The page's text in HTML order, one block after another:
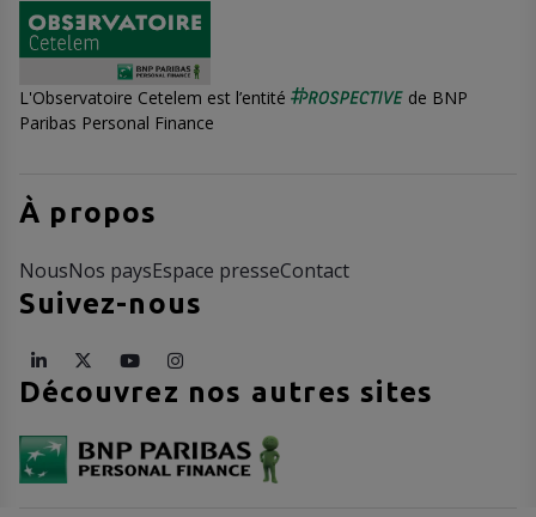
L'Observatoire Cetelem est l’entité
de BNP
Paribas Personal Finance
À propos
NousNos paysEspace presseContact
Suivez-nous
Découvrez nos autres sites